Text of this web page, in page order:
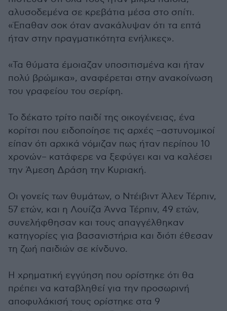
αλυσοδεμένα σε κρεβάτια μέσα στο σπίτι.
«Έπαθαν σοκ όταν ανακάλυψαν ότι τα επτά
ήταν στην πραγματικότητα ενήλικες».
«Τα θύματα έμοιαζαν υποσιτισμένα και ήταν
πολύ βρώμικα», αναφέρεται στην ανακοίνωση
του γραφείου του σερίφη.
Το δέκατο τρίτο παιδί της οικογένειας, ένα
κορίτσι που ειδοποίησε τις αρχές –αστυνομικοί
είπαν ότι αρχικά νόμιζαν πως ήταν περίπου 10
χρονών– κατάφερε να ξεφύγει και να καλέσει
την Άμεση Δράση την Κυριακή.
Οι γονείς των θυμάτων, ο Ντέιβιντ Άλεν Τέρπιν,
57 ετών, και η Λουίζα Άννα Τέρπιν, 49 ετών,
συνελήφθησαν και τους απαγγέλθηκαν
κατηγορίες για βασανιστήρια και διότι έθεσαν
τη ζωή παιδιών σε κίνδυνο.
Η χρηματική εγγύηση που ορίστηκε ότι θα
πρέπει να καταβληθεί για την προσωρινή
αποφυλάκισή τους ορίστηκε στα 9